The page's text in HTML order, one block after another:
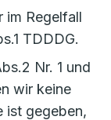
im Regelfall
TDDDG.
Nr. 1 und
wir keine
ist gegeben,